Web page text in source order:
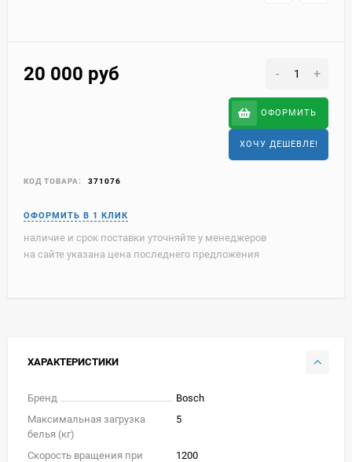
20 000 руб - +
ОФОРМИТЬ
ХОЧУ ДЕШЕВЛЕ!
КОД ТОВАРА: 371076
наличие и срок поставки уточняйте у менеджеров
на сайте указана цена последнего предложения
ХАРАКТЕРИСТИКИ
Бренд
Bosch
Максимальная загрузка
белья (кг)
5
Скорость вращения при
1200